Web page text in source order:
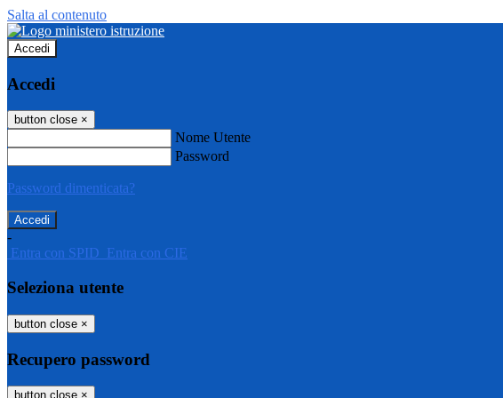
Salta al contenuto
Accedi
Accedi
button close ×
Nome Utente
Password
Password dimenticata?
-
Entra con SPID Entra con CIE
Seleziona utente
button close ×
Recupero password
button close ×